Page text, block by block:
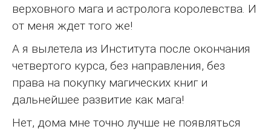
верховного мага и астролога королевства. И
от меня ждет того же!
А я вылетела из Института после окончания
четвертого курса, без направления, без
права на покупку магических книг и
дальнейшее развитие как мага!
Нет, дома мне точно лучше не появляться